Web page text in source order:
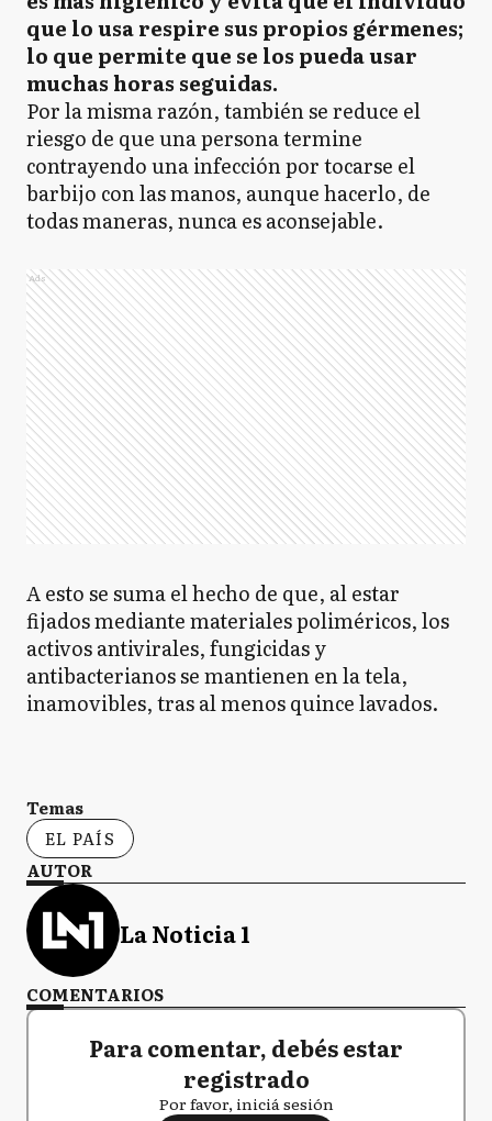
que lo usa respire sus propios gérmenes;
lo que permite que se los pueda usar
muchas horas seguidas.
Por la misma razón, también se reduce el
riesgo de que una persona termine
contrayendo una infección por tocarse el
barbijo con las manos, aunque hacerlo, de
todas maneras, nunca es aconsejable.
Ads
A esto se suma el hecho de que, al estar
fijados mediante materiales poliméricos, los
activos antivirales, fungicidas y
antibacterianos se mantienen en la tela,
inamovibles, tras al menos quince lavados.
Temas
EL PAÍS
AUTOR
La Noticia 1
COMENTARIOS
Para comentar, debés estar
registrado
Por favor, iniciá sesión